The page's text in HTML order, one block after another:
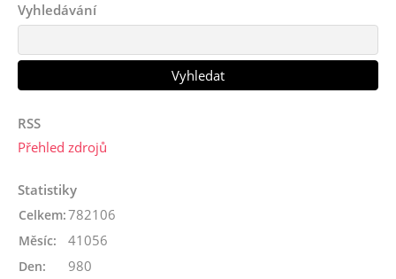
Vyhledávání
RSS
Přehled zdrojů
Statistiky
Celkem:782106
Měsíc: 41056
Den: 980